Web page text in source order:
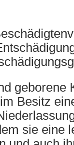
geborene
Besitz
sie eine